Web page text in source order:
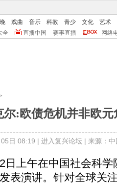
戏曲 音乐 科教 青少 文化
艺术
全 直播中国 赛事直播 网络
尔:欧债危机并非欧元
日 08:19 | 进入复兴论坛| 来源：
上午在中国社会科学
表演讲。针对全球关